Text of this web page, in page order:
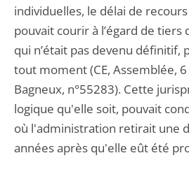
individuelles, le délai de
pouvait courir à l’égard de tiers
qui n’était pas devenu définitif,
tout moment (CE, Assemblée,
Bagneux, n°55283). Cette
logique qu'elle soit, pouvait
où l'administration retirait une
années après qu'elle eût été